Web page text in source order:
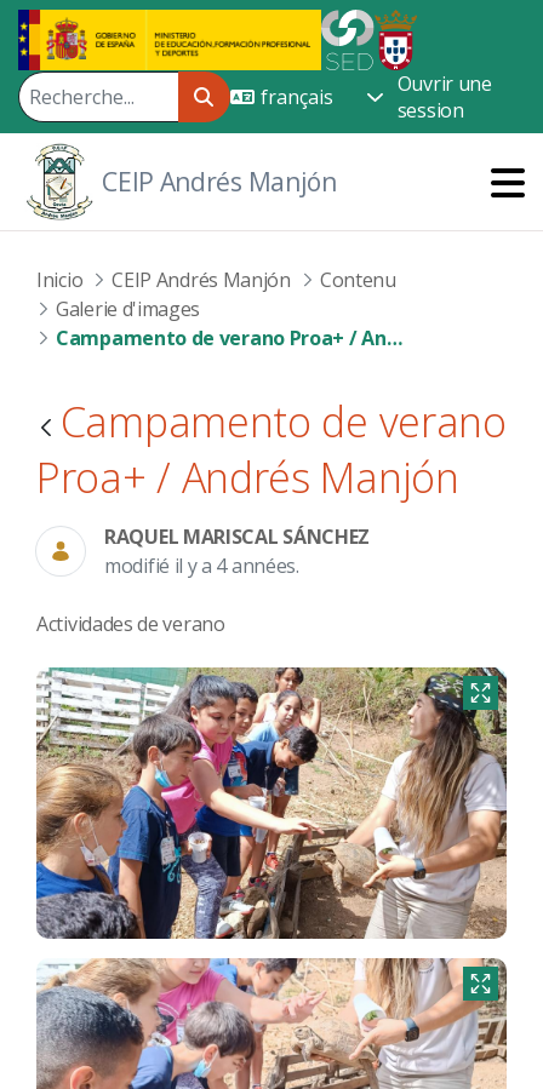
Saut au contenu principal
Ouvrir une
session
CEIP Andrés Manjón
Inicio CEIP Andrés Manjón
Contenu
Galerie d'images
Campamento de verano Proa+ / Andrés Manjón
Campamento de verano
Proa+ / Andrés Manjón
RAQUEL MARISCAL SÁNCHEZ
modifié il y a 4 années.
Actividades de verano